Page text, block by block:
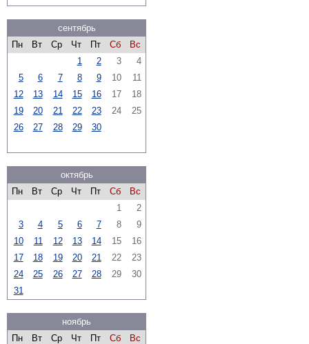
сентябрь
Пн
Вт Ср Чт Пт Сб
Вс
1
2 3
4
5
6 7 8 9 10
11
12
13 14 15 16 17
18
19
20 21 22 23 24
25
26
27 28 29 30
октябрь
Пн
Вт Ср Чт Пт Сб
Вс
1
2
3
4 5 6 7 8
9
10
11 12 13 14 15
16
17
18 19 20 21 22
23
24
25 26 27 28 29
30
31
ноябрь
Пн
Вт Ср Чт Пт Сб
Вс